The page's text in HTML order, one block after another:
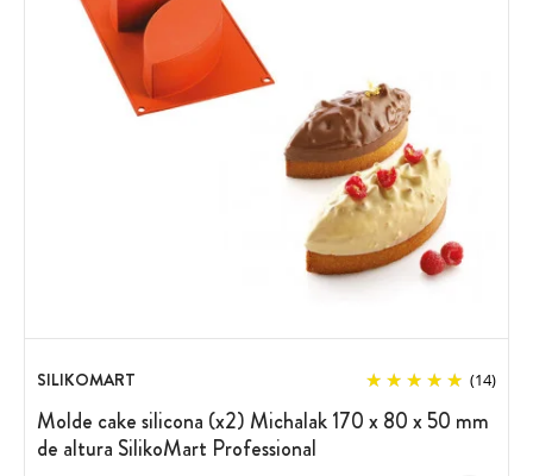
SILIKOMART (14)
Molde cake silicona (x2) Michalak 170 x 80 x 50 mm
de altura SilikoMart Professional